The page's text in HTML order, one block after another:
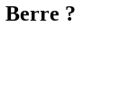
Berre ?